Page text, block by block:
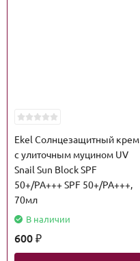
Ekel Солнцезащитный крем
с улиточным муцином UV
Snail Sun Block SPF
50+/PA+++ SPF 50+/PA+++,
70мл
В наличии
600 ₽